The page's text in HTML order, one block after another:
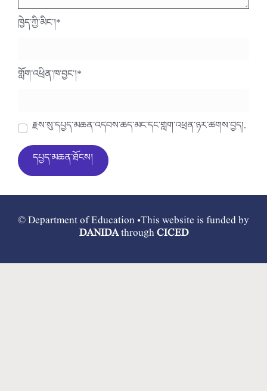
ཁྱེད་ཀྱི་མིང་།*
གློག་འཕྲིན་ཁ་བྱང་།*
རྗེས་སུ་དཔྱད་མཆན་འདེབས་ཆེད་མིང་དང་གློག་འཕྲིན་ཉར་ཚགས་བྱེད།.
© Department of Education •This website is funded by
DANIDAthroughCICED